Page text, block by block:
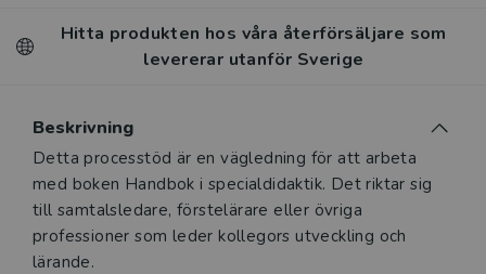
Hitta produkten hos våra återförsäljare som
levererar utanför Sverige
Beskrivning
Beskrivning
Detta processtöd är en vägledning för att arbeta
med boken Handbok i specialdidaktik. Det riktar sig
till samtalsledare, förstelärare eller övriga
professioner som leder kollegors utveckling och
lärande.